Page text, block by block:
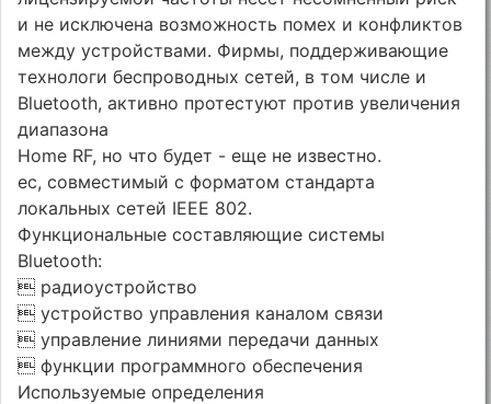
и не исключена возможность помех и конфликтов
между устройствами. Фирмы, поддерживающие
технологи беспроводных сетей, в том числе и
Bluetooth, активно протестуют против увеличения
диапазона
Home RF, но что будет - еще не известно.
ес, совместимый с форматом стандарта
локальных сетей IEEE 802.
Функциональные составляющие системы
Bluetooth:
 радиоустройство
 устройство управления каналом связи
 управление линиями передачи данных
 функции программного обеспечения
Используемые определения